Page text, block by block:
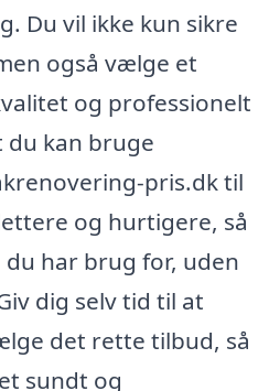
Du vil ikke kun sikre
også vælge et
og professionelt
kan bruge
pris.dk til
og hurtigere, så
har brug for, uden
dig selv tid til at
det rette tilbud, så
sundt og